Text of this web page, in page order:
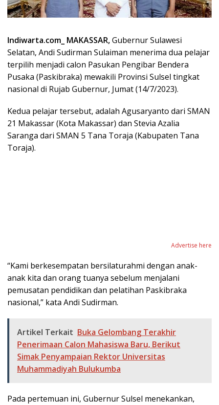
Indiwarta.com_ MAKASSAR,Gubernur Sulawesi
Selatan, Andi Sudirman Sulaiman menerima dua pelajar
terpilih menjadi calon Pasukan Pengibar Bendera
Pusaka (Paskibraka) mewakili Provinsi Sulsel tingkat
nasional di Rujab Gubernur, Jumat (14/7/2023).
Kedua pelajar tersebut, adalah Agusaryanto dari SMAN
21 Makassar (Kota Makassar) dan Stevia Azalia
Saranga dari SMAN 5 Tana Toraja (Kabupaten Tana
Toraja).
Advertise here
“Kami berkesempatan bersilaturahmi dengan anak-
anak kita dan orang tuanya sebelum menjalani
pemusatan pendidikan dan pelatihan Paskibraka
nasional,” kata Andi Sudirman.
Artikel Terkait Buka Gelombang Terakhir
Penerimaan Calon Mahasiswa Baru, Berikut
Simak Penyampaian Rektor Universitas
Muhammadiyah Bulukumba
Pada pertemuan ini, Gubernur Sulsel menekankan,